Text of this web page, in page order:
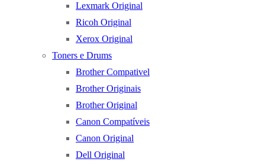
Lexmark Original
Ricoh Original
Xerox Original
Toners e Drums
Brother Compativel
Brother Originais
Brother Original
Canon Compatíveis
Canon Original
Dell Original